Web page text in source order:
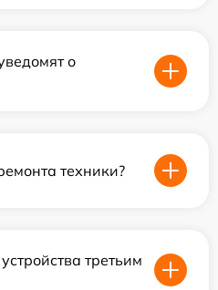
о
техники?
третьим